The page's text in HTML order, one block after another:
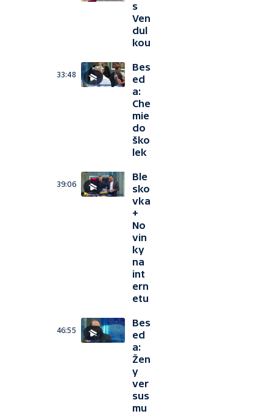
s
Ven
dul
kou
33:48
Bes
ed
a:
Che
mie
do
ško
lek
39:06
Ble
sko
vka
+
No
vin
ky
na
int
ern
etu
46:55
Bes
ed
a:
Žen
y
ver
sus
mu